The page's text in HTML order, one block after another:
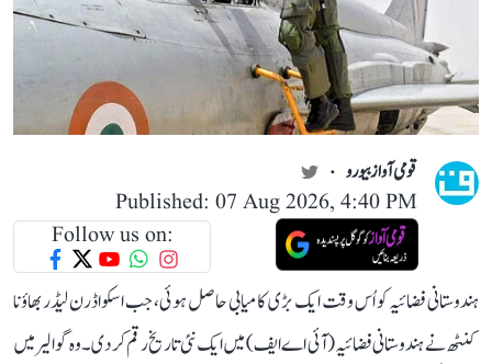
قومی آواز بیورو
Published: 07 Aug 2026, 4:40 PM
Follow us on:
ہندوستانی فضائیہ کو اُس وقت ایک بڑی کامیابی حاصل ہوئی، جب اسکواڈرن لیڈر بھاؤنا
کنٹھ نے ہندوستانی فضائیہ (آئی اے ایف) میں ایک نئی تاریخ رقم کر دی۔ وہ گوالیر میں